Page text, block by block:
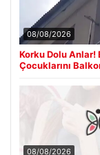
08/08/2026
Korku Dolu Anlar!
Çocuklarını
08/08/2026